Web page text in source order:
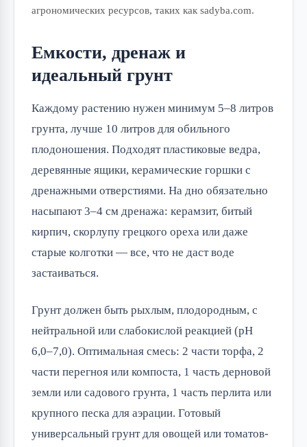
агрономических ресурсов, таких как sadyba.com.
Емкости, дренаж и
идеальный грунт
Каждому растению нужен минимум 5–8 литров
грунта, лучше 10 литров для обильного
плодоношения. Подходят пластиковые ведра,
деревянные ящики, керамические горшки с
дренажными отверстиями. На дно обязательно
насыпают 3–4 см дренажа: керамзит, битый
кирпич, скорлупу грецкого ореха или даже
старые колготки — все, что не даст воде
застаиваться.
Грунт должен быть рыхлым, плодородным, с
нейтральной или слабокислой реакцией (pH
6,0–7,0). Оптимальная смесь: 2 части торфа, 2
части перегноя или компоста, 1 часть дерновой
земли или садового грунта, 1 часть перлита или
крупного песка для аэрации. Готовый
универсальный грунт для овощей или томатов-